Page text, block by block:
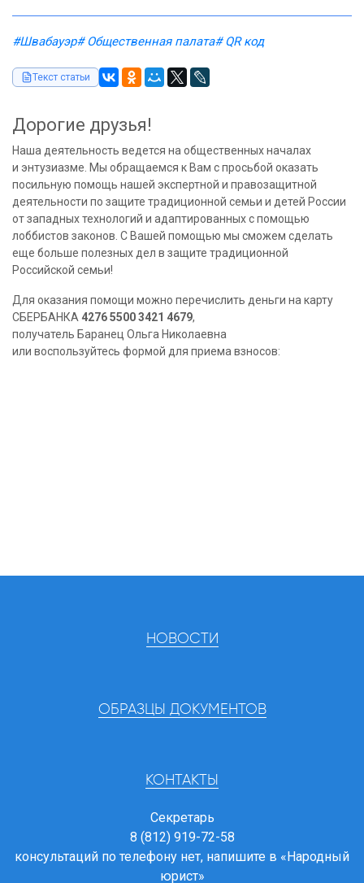
#Швабауэр# Общественная палата# QR код
Текст статьи
Дорогие друзья!
Наша деятельность ведется на общественных началах
и энтузиазме. Мы обращаемся к Вам с просьбой оказать
посильную помощь нашей экспертной и правозащитной
деятельности по защите традиционной семьи и детей России
от западных технологий и адаптированных с помощью
лоббистов законов. С Вашей помощью мы сможем сделать
еще больше полезных дел в защите традиционной
Российской семьи!
Для оказания помощи можно перечислить деньги на карту
СБЕРБАНКА 4276 5500 3421 4679,
получатель Баранец Ольга Николаевна
или воспользуйтесь формой для приема взносов:
НОВОСТИ
ОБРАЗЦЫ ДОКУМЕНТОВ
КОНТАКТЫ
Секретарь
8 (812) 919-72-58
консультаций по телефону нет, напишите в «Народный
юрист»